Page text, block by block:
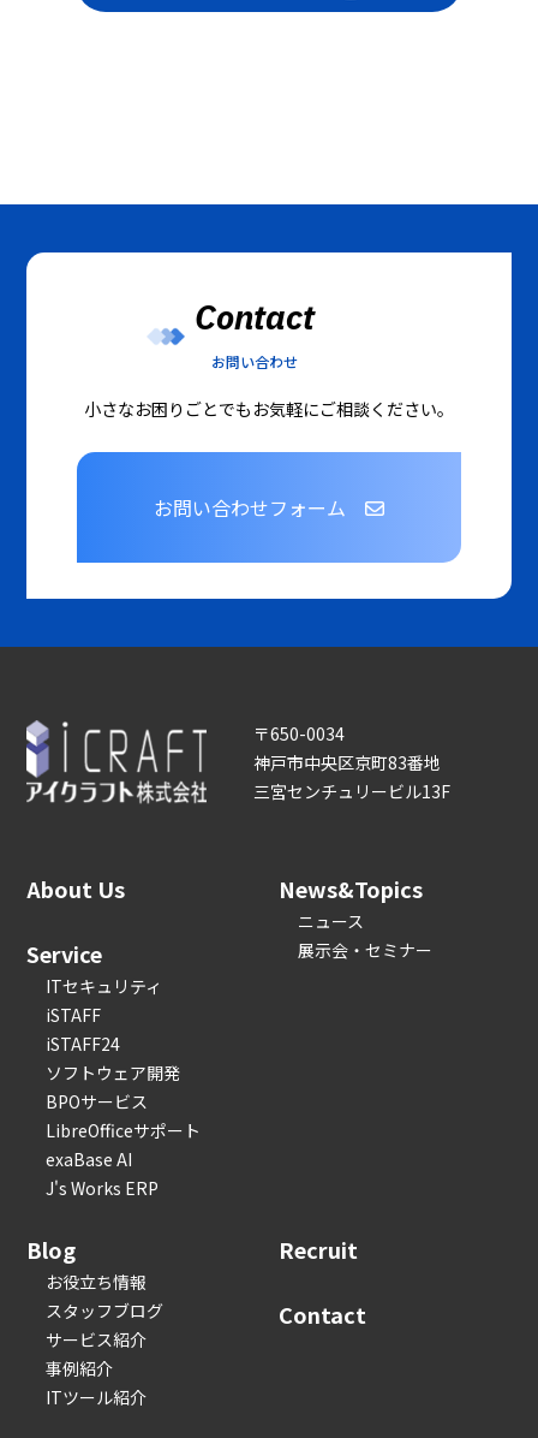
Contact
お問い合わせ
小さなお困りごとでもお気軽にご相談ください。
お問い合わせフォーム
〒650-0034
神戸市中央区京町83番地
三宮センチュリービル13F
About Us
Service
ITセキュリティ
iSTAFF
iSTAFF24
ソフトウェア開発
BPOサービス
LibreOfficeサポート
exaBase AI
J's Works ERP
News&Topics
ニュース
展示会・セミナー
Blog
お役立ち情報
スタッフブログ
サービス紹介
事例紹介
ITツール紹介
Recruit
Contact